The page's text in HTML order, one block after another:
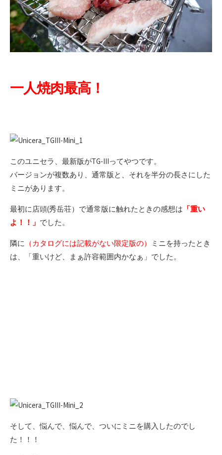
一人焼肉最高！
このユニセラ、最新版がTG-IIIってやつです。
バージョンが複数あり、通常版と、それを半分の長さにした
ミニがあります。
最初に店頭(秀岳荘）で通常版に触れたときの感想は 「重い
よ！！」 でした。
隣に （カタログには記載がない限定版の）
ミニを持ったとき
は、「重いけど、まぁ許容範囲内かなぁ」でした。
そして、悩んで、悩んで、ついにミニを購入したのでし
た！！！